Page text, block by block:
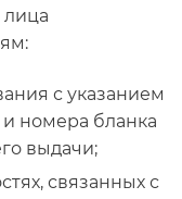
лица
с указанием
номера бланка
выдачи;
связанных с